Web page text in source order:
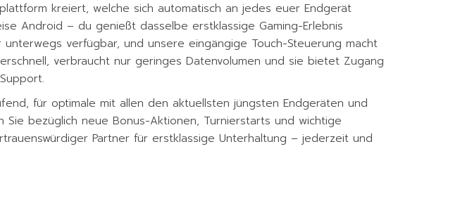
kreiert, welche sich automatisch an jedes euer Endgerät
Android – du genießt dasselbe erstklassige Gaming-Erlebnis
verfügbar, und unsere eingängige Touch-Steuerung macht
verbraucht nur geringes Datenvolumen und sie bietet Zugang
für optimale mit allen den aktuellsten jüngsten Endgeräten und
bezüglich neue Bonus-Aktionen, Turnierstarts und wichtige
Partner für erstklassige Unterhaltung – jederzeit und